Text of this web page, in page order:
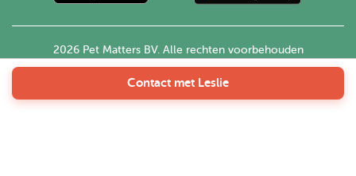
Contact met Leslie
2026 Pet Matters BV. Alle rechten voorbehouden